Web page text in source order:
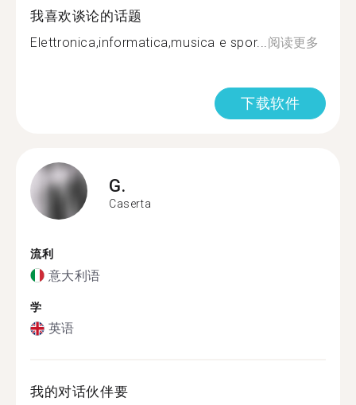
我喜欢谈论的话题
Elettronica,informatica,musica e spor...阅读更多
下载软件
G.
Caserta
流利
意大利语
学
英语
我的对话伙伴要